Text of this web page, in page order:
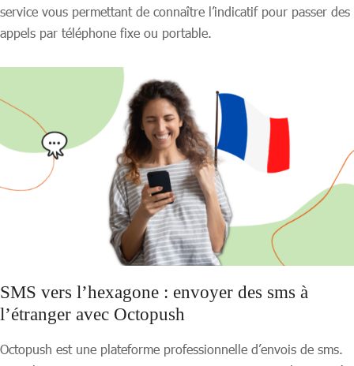
service vous permettant de connaître l’indicatif pour passer des
appels par téléphone fixe ou portable.
SMS vers l’hexagone : envoyer des sms à
l’étranger avec Octopush
Octopush est une plateforme professionnelle d’envois de sms.